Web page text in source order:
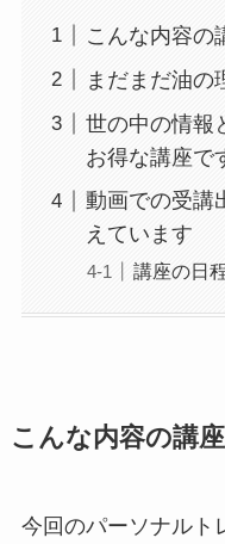
こんな内容の
まだまだ油の
世の中の情報
お得な講座で
動画での受講
えています
講座の日
こんな内容の講
今回のパーソナルト